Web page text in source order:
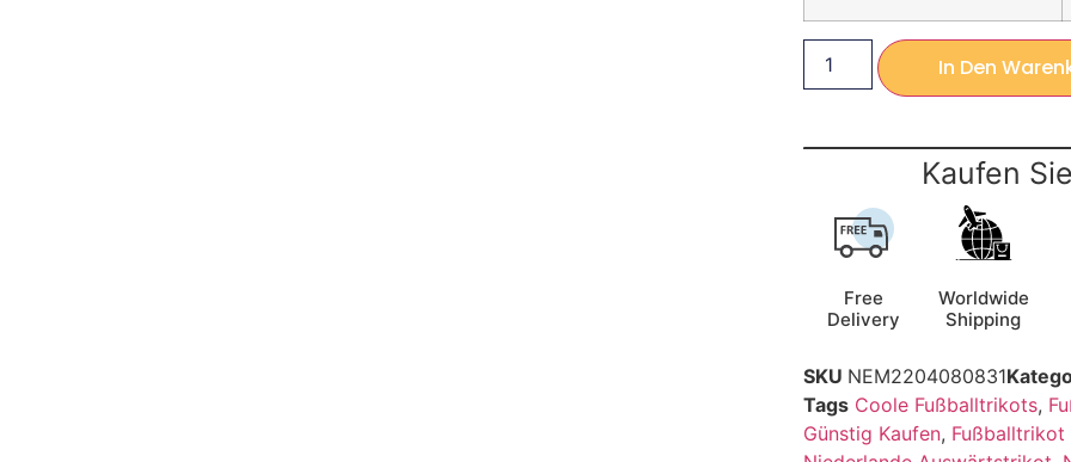
In Den
Kaufen
Free
Delivery
Worldwide
Shipping
SKU NEM2204080831
Tags Coole Fußballtrikots,
Günstig Kaufen, Fußballtrikot